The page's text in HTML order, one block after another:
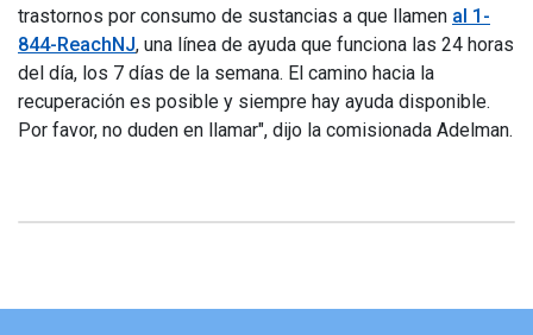
trastornos por consumo de sustancias a que llamen al 1-
844-ReachNJ, una línea de ayuda que funciona las 24 horas
del día, los 7 días de la semana. El camino hacia la
recuperación es posible y siempre hay ayuda disponible.
Por favor, no duden en llamar", dijo la comisionada Adelman.